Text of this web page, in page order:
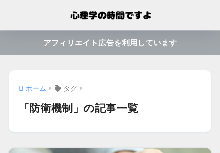
アフィリエイト広告を利用しています
ホーム タグ
「防衛機制」の記事一覧